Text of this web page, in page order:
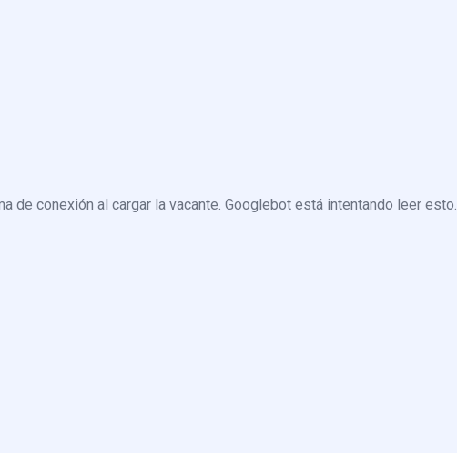
de conexión al cargar la vacante. Googlebot está intentando leer esto.